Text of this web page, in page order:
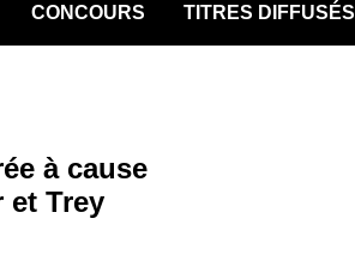
CONCOURS TITRES DIFFUSÉS
à cause
et Trey